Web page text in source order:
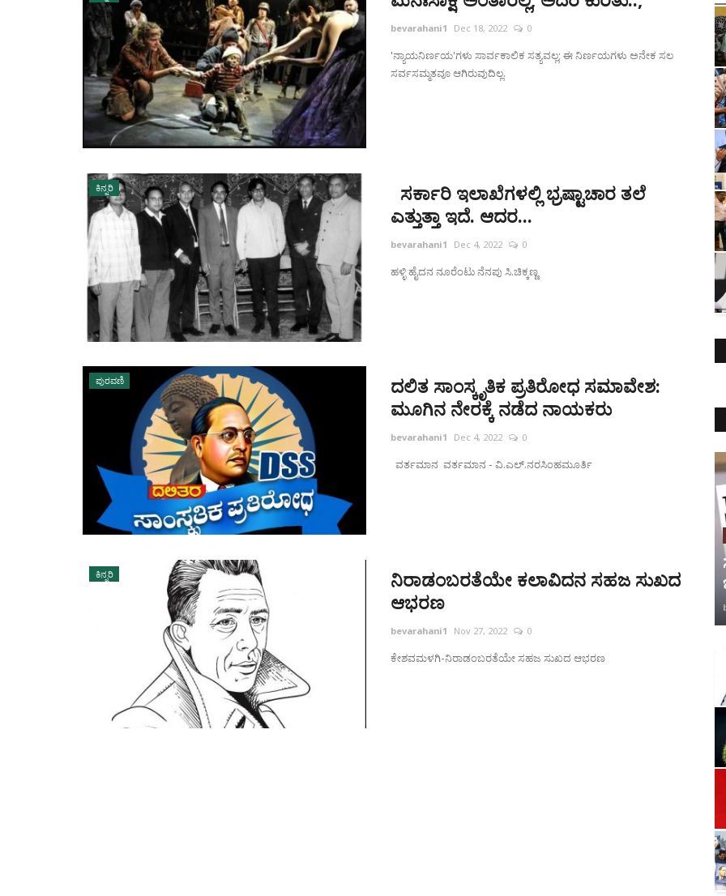
bevarahani1 Dec 18, 2022 0
'ನ್ಯಾಯನಿರ್ಣಯ'ಗಳು ಸಾರ್ವಕಾಲಿಕ ಸತ್ಯವಲ್ಲ; ಈ ನಿರ್ಣಯಗಳು ಅನೇಕ ಸಲ
ಸರ್ವಸಮ್ಮತವೂ ಆಗಿರುವುದಿಲ್ಲ.
ಕಿನ್ನರಿ
ಸರ್ಕಾರಿ ಇಲಾಖೆಗಳಲ್ಲಿ ಭ್ರಷ್ಟಾಚಾರ ತಲೆ
ಎತ್ತುತ್ತಾ ಇದೆ. ಆದರ...
bevarahani1 Dec 4, 2022 0
ಹಳ್ಳಿ ಹೈದನ ನೂರೆಂಟು ನೆನಪು ಸಿ.ಚಿಕ್ಕಣ್ಣ
ಪುರವಣಿ
ದಲಿತ ಸಾಂಸ್ಕೃತಿಕ ಪ್ರತಿರೋಧ ಸಮಾವೇಶ:
ಮೂಗಿನ ನೇರಕ್ಕೆ ನಡೆದ ನಾಯಕರು
bevarahani1 Dec 4, 2022 0
ವರ್ತಮಾನ ವರ್ತಮಾನ - ವಿ.ಎಲ್.ನರಸಿಂಹಮೂರ್ತಿ
ಕಿನ್ನರಿ
ನಿರಾಡಂಬರತೆಯೇ ಕಲಾವಿದನ ಸಹಜ ಸುಖದ
ಆಭರಣ
bevarahani1 Nov 27, 2022 0
ಕೇಶವಮಳಗಿ-ನಿರಾಡಂಬರತೆಯೇ ಸಹಜ ಸುಖದ ಆಭರಣ